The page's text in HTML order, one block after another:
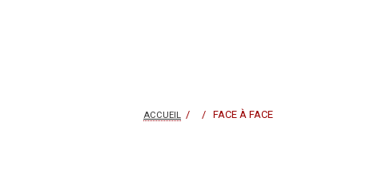
ACCUEIL / / FACE À FACE